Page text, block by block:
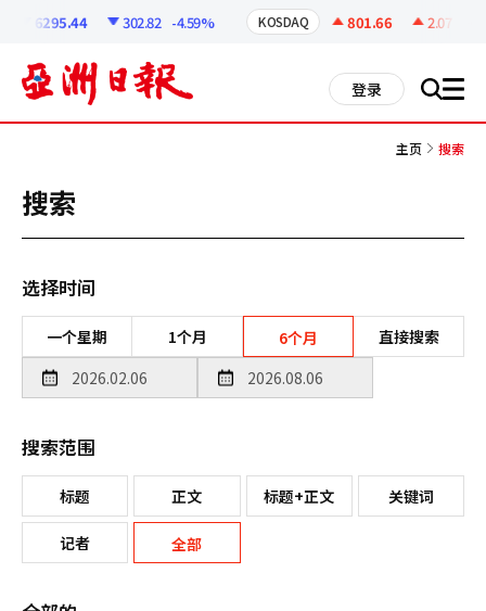
6295.44 302.82 -4.59% KOSDAQ 801.66 2.07
登录 搜 all
主页 搜索
搜索
选择时间
一个星期 1个月 6个月 直接搜索
搜索范围
标题 正文 标题+正文 关键词
记者 全部